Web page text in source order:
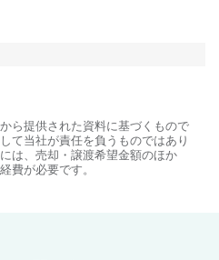
ら提供された資料に基づくもので
て当社が責任を負うものではあり
は、売却・譲渡希望金額のほか
費が必要です。